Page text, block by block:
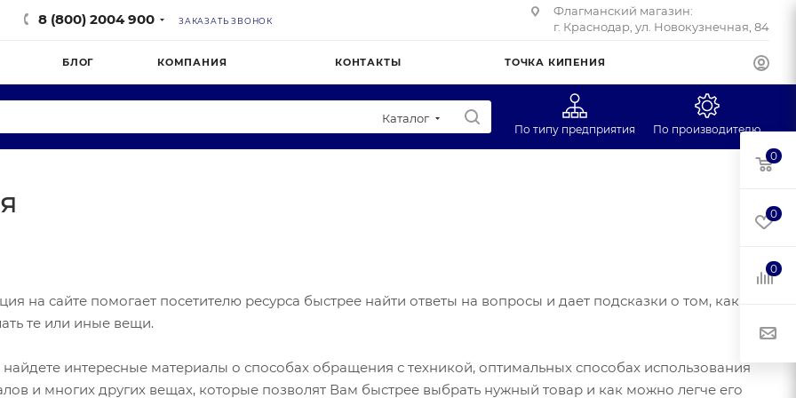
8 (800) 2004 900 ЗАКАЗАТЬ ЗВОНОК
Флагманский магазин:
г. Краснодар, ул. Новокузнечная, 84
БЛОГ КОМПАНИЯ КОНТАКТЫ ТОЧКА КИПЕНИЯ
Каталог
По типу предприятия
продуктов
По производителю
MasterGlass
Mecuchi
на сайте помогает посетителю ресурса быстрее найти ответы на вопросы и дает подсказки о том, как
те или иные вещи.
интересные материалы о способах обращения с техникой, оптимальных способах использования
и многих других вещах, которые позволят Вам быстрее выбрать нужный товар и как можно легче его
0
0
0